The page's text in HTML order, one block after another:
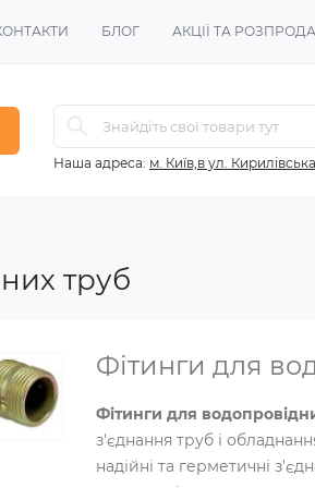
БЛОГ АКЦІЇ ТА
Наша адреса: м. Київ,в ул.
труб
Фітинги для
Фітинги для
з'єднання труб і
надійні та герметичні